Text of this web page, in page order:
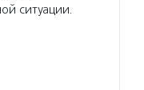
ситуации.